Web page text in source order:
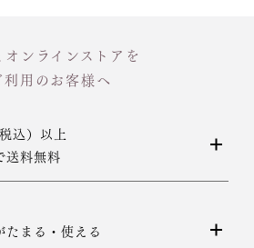
ンラインストアを
利用のお客様へ
込）以上
送料無料
たまる・使える